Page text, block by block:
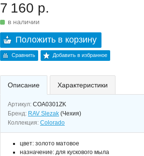
7 160 р.
в наличии
Положить в корзину
Сравнить Добавить в избранное
Описание Характеристики
Артикул: COA0301ZK
Бренд: RAV Slezak (Чехия)
Коллекция: Colorado
цвет: золото матовое
назначение: для кускового мыла